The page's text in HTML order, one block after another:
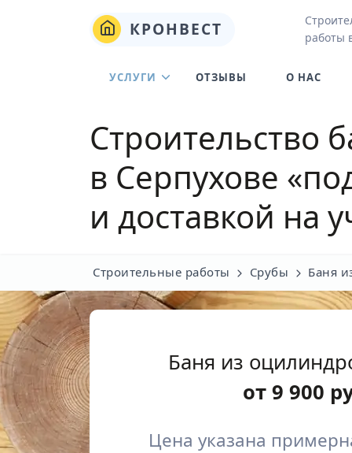
КРОНВЕСТ
работы
УСЛУГИ ОТЗЫВЫ О НАС
Строительство
в Серпухове
и доставкой на
Строительные работы Срубы Баня
Баня из
от 9 900
Цена указана